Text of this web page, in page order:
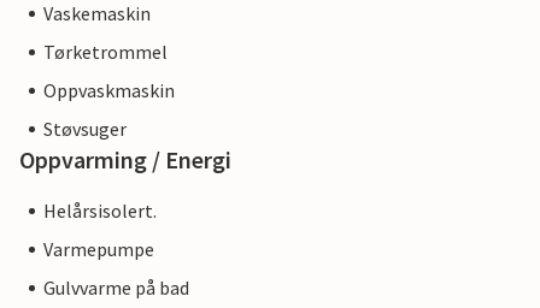
Vaskemaskin
Tørketrommel
Oppvaskmaskin
Støvsuger
Oppvarming / Energi
Helårsisolert.
Varmepumpe
Gulvvarme på bad